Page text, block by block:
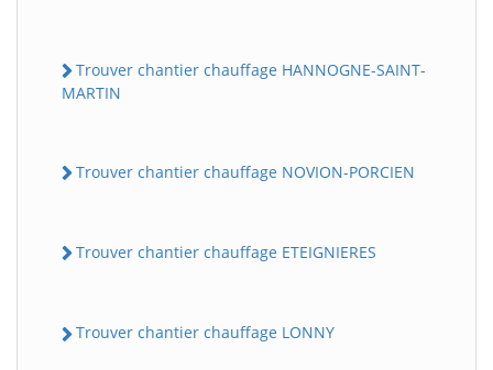
Trouver chantier chauffage HANNOGNE-SAINT-
MARTIN
Trouver chantier chauffage NOVION-PORCIEN
Trouver chantier chauffage ETEIGNIERES
Trouver chantier chauffage LONNY